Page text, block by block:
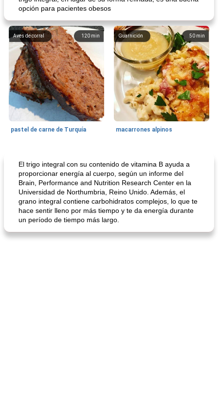
opción para pacientes obesos
120 min
Aves de corral
pastel de carne de Turquía
50 min
Guarnición
macarrones alpinos
El trigo integral con su contenido de vitamina B ayuda a
proporcionar energía al cuerpo, según un informe del
Brain, Performance and Nutrition Research Center en la
Universidad de Northumbria, Reino Unido. Además, el
grano integral contiene carbohidratos complejos, lo que te
hace sentir lleno por más tiempo y te da energía durante
un período de tiempo más largo.